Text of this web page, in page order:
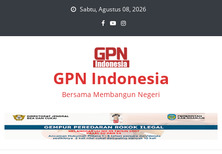
Sabtu, Agustus 08, 2026
GPN Indonesia
Bersama Membangun Negeri